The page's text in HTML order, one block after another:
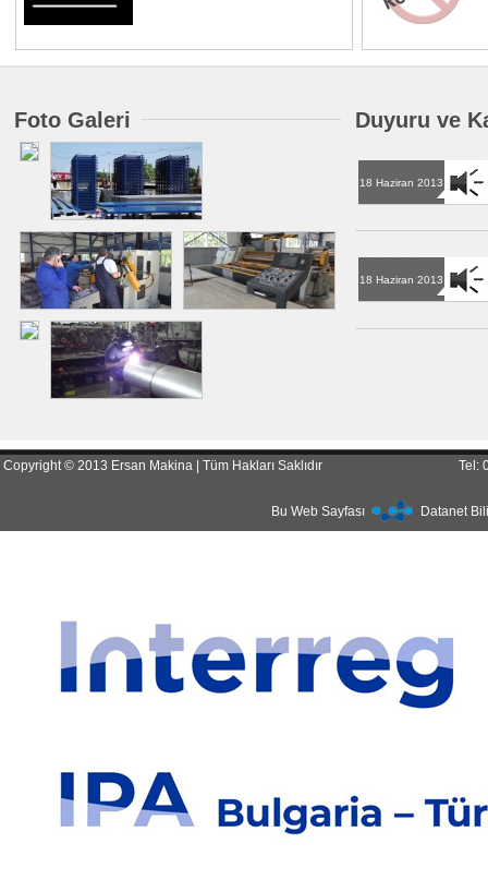
Foto Galeri Duyuru ve
18 Haziran 2013
18 Haziran 2013
Copyright © 2013 Ersan Makina | Tüm Hakları Saklıdır Tel:
Bu Web Sayfası Datanet